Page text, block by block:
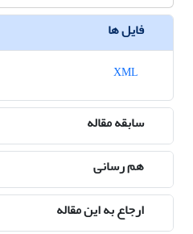
فایل ها
سابقه مقاله
هم رسانی
ارجاع به این مقاله